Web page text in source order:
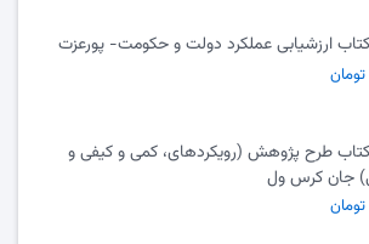
PDF کتاب طرح پژوهش (رویکردهای، کمی و کیفی و
جان کرس ول